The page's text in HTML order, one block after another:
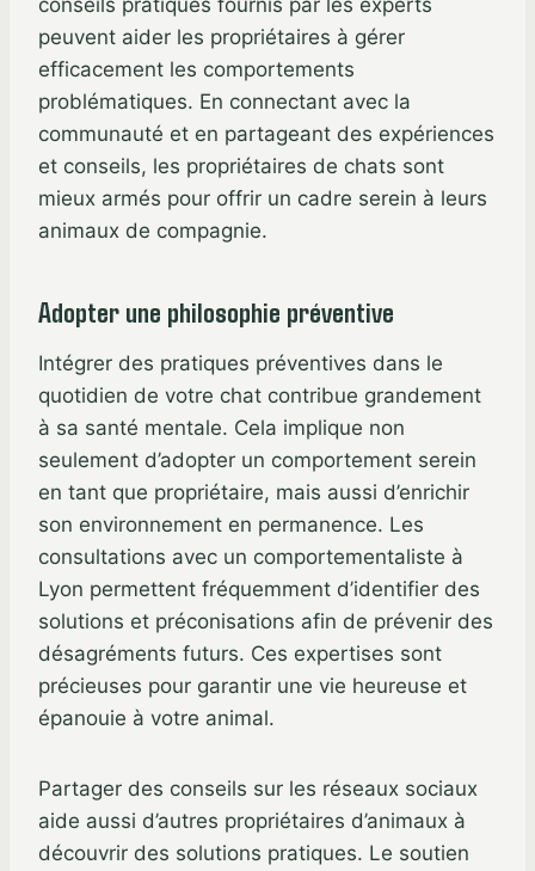
peuvent aider les propriétaires à gérer
efficacement les comportements
problématiques. En connectant avec la
communauté et en partageant des expériences
et conseils, les propriétaires de chats sont
mieux armés pour offrir un cadre serein à leurs
animaux de compagnie.
Adopter une philosophie préventive
Intégrer des pratiques préventives dans le
quotidien de votre chat contribue grandement
à sa santé mentale. Cela implique non
seulement d’adopter un comportement serein
en tant que propriétaire, mais aussi d’enrichir
son environnement en permanence. Les
consultations avec un comportementaliste à
Lyon permettent fréquemment d’identifier des
solutions et préconisations afin de prévenir des
désagréments futurs. Ces expertises sont
précieuses pour garantir une vie heureuse et
épanouie à votre animal.
Partager des conseils sur les réseaux sociaux
aide aussi d’autres propriétaires d’animaux à
découvrir des solutions pratiques. Le soutien